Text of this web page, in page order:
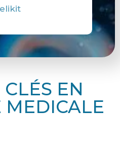
EN
MEDICALE